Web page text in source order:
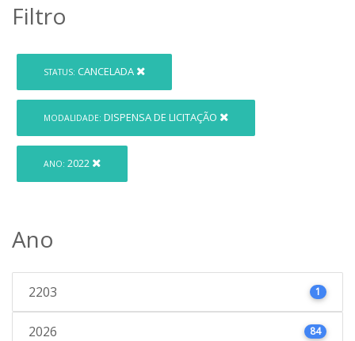
Filtro
STATUS: CANCELADA
MODALIDADE: DISPENSA DE LICITAÇÃO
ANO: 2022
Ano
2203 1
2026 84